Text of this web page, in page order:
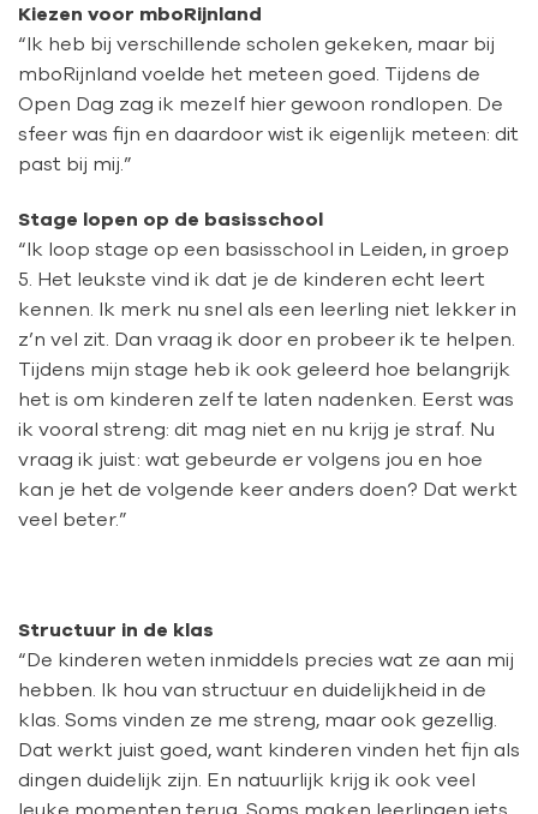
Kiezen voor mboRijnland
“Ik heb bij verschillende scholen gekeken, maar bij
mboRijnland voelde het meteen goed. Tijdens de
Open Dag zag ik mezelf hier gewoon rondlopen. De
sfeer was fijn en daardoor wist ik eigenlijk meteen: dit
past bij mij.”
Stage lopen op de basisschool
“Ik loop stage op een basisschool in Leiden, in groep
5. Het leukste vind ik dat je de kinderen echt leert
kennen. Ik merk nu snel als een leerling niet lekker in
z’n vel zit. Dan vraag ik door en probeer ik te helpen.
Tijdens mijn stage heb ik ook geleerd hoe belangrijk
het is om kinderen zelf te laten nadenken. Eerst was
ik vooral streng: dit mag niet en nu krijg je straf. Nu
vraag ik juist: wat gebeurde er volgens jou en hoe
kan je het de volgende keer anders doen? Dat werkt
veel beter.”
Structuur in de klas
“De kinderen weten inmiddels precies wat ze aan mij
hebben. Ik hou van structuur en duidelijkheid in de
klas. Soms vinden ze me streng, maar ook gezellig.
Dat werkt juist goed, want kinderen vinden het fijn als
dingen duidelijk zijn. En natuurlijk krijg ik ook veel
leuke momenten terug. Soms maken leerlingen iets